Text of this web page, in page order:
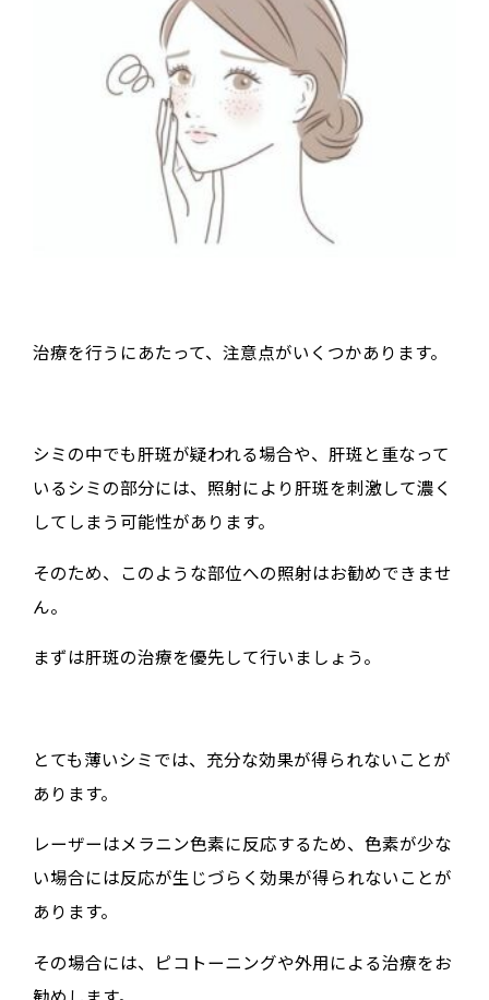
治療を行うにあたって、注意点がいくつかあります。
シミの中でも肝斑が疑われる場合や、肝斑と重なって
いるシミの部分には、照射により肝斑を刺激して濃く
してしまう可能性があります。
そのため、このような部位への照射はお勧めできませ
ん。
まずは肝斑の治療を優先して行いましょう。
とても薄いシミでは、充分な効果が得られないことが
あります。
レーザーはメラニン色素に反応するため、色素が少な
い場合には反応が生じづらく効果が得られないことが
あります。
その場合には、ピコトーニングや外用による治療をお
勧めします。